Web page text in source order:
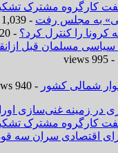
کارگروه مشترک
- 1,039 views
را کنترل کرد؟ - 1,020 views
سیاسی مسلمان قبل
- 995 views
شمالی کشور - 940 views
در زمینه غنی‌سازی
کارگروه مشترک
اقتصادی سران سه